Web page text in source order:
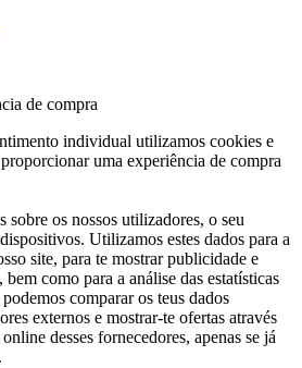
de compra
individual utilizamos cookies e
uma experiência de compra
sobre os nossos utilizadores, o seu
Utilizamos estes dados para a
site, para te mostrar publicidade e
como para a análise das estatísticas
comparar os teus dados
externos e mostrar-te ofertas através
desses fornecedores, apenas se já